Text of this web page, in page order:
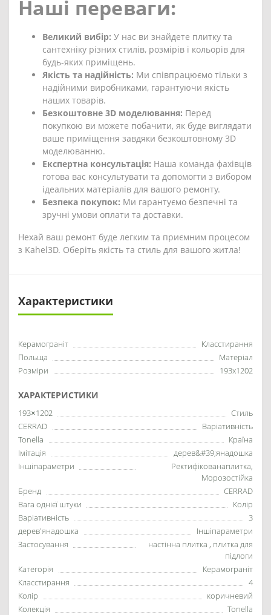
Наші переваги:
Великий вибір: У нас ви знайдете плитку та
сантехніку різних стилів, розмірів і кольорів для
будь-яких приміщень.
Якість та надійність: Ми співпрацюємо тільки з
надійними виробниками, гарантуючи якість
наших товарів.
Безкоштовне 3D моделювання: Перед
покупкою ви можете побачити, як буде виглядати
ваше приміщення завдяки безкоштовному 3D
моделюванню.
Експертна консультація: Наша команда фахівців
готова вас консультувати та допомогти з вибором
ідеальних матеріалів для вашого ремонту.
Безпека покупок: Ми гарантуємо безпечні та
зручні умови оплати та доставки.
Нехай ваш ремонт буде легким та приємним процесом
з Kahel3D. Оберіть якість та стиль для вашого житла!
Характеристики
Керамограніт
Класстирання
Польща
Матеріал
Розміри
193x1202
ХАРАКТЕРИСТИКИ
193×1202
Стиль
CERRAD
Варіативність
Tonella
Країна
Імітація
дерев&#39;янадошка
Іншіпараметри
Ректифікованаплитка,
Морозостійка
Бренд
CERRAD
Вага однієї штуки
Колір
Варіативність
3
дерев'янадошка
Іншіпараметри
Застосування
настінна плитка , плитка для
підлоги
Категорія
Керамограніт
Класстирання
4
Колір
коричневий
Колекція
Tonella